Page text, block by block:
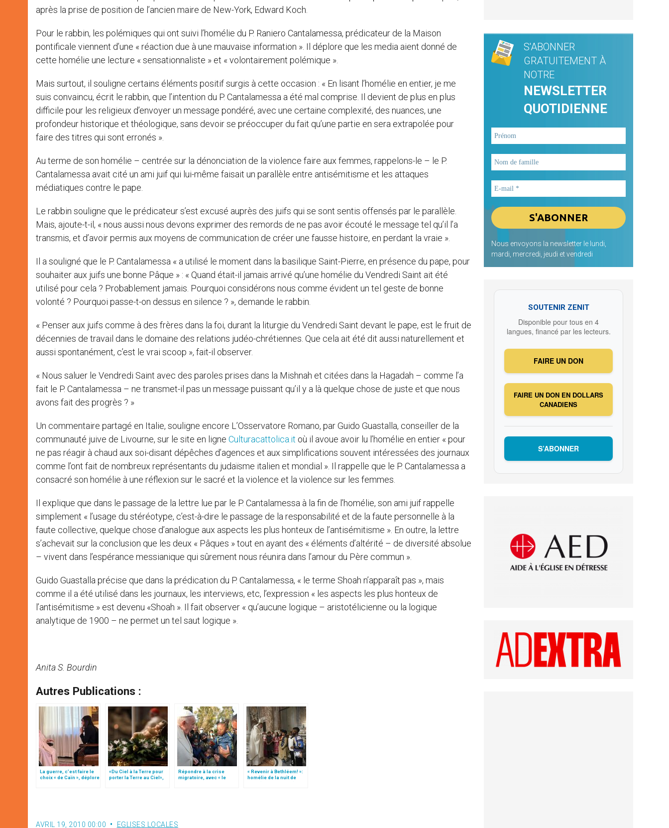
après la prise de position de l’ancien maire de New-York, Edward Koch.
Pour le rabbin, les polémiques qui ont suivi l’homélie du P. Raniero Cantalamessa, prédicateur de la Maison
pontificale viennent d’une « réaction due à une mauvaise information ». Il déplore que les media aient donné de
cette homélie une lecture « sensationnaliste » et « volontairement polémique ».
Mais surtout, il souligne certains éléments positif surgis à cette occasion : « En lisant l’homélie en entier, je me
suis convaincu, écrit le rabbin, que l’intention du P. Cantalamessa a été mal comprise. Il devient de plus en plus
difficile pour les religieux d’envoyer un message pondéré, avec une certaine complexité, des nuances, une
profondeur historique et théologique, sans devoir se préoccuper du fait qu’une partie en sera extrapolée pour
faire des titres qui sont erronés ».
Au terme de son homélie – centrée sur la dénonciation de la violence faire aux femmes, rappelons-le – le P.
Cantalamessa avait cité un ami juif qui lui-même faisait un parallèle entre antisémitisme et les attaques
médiatiques contre le pape.
Le rabbin souligne que le prédicateur s’est excusé auprès des juifs qui se sont sentis offensés par le parallèle.
Mais, ajoute-t-il, « nous aussi nous devons exprimer des remords de ne pas avoir écouté le message tel qu’il l’a
transmis, et d’avoir permis aux moyens de communication de créer une fausse histoire, en perdant la vraie ».
Il a souligné que le P. Cantalamessa « a utilisé le moment dans la basilique Saint-Pierre, en présence du pape, pour
souhaiter aux juifs une bonne Pâque » : « Quand était-il jamais arrivé qu’une homélie du Vendredi Saint ait été
utilisé pour cela ? Probablement jamais. Pourquoi considérons nous comme évident un tel geste de bonne
volonté ? Pourquoi passe-t-on dessus en silence ? », demande le rabbin.
« Penser aux juifs comme à des frères dans la foi, durant la liturgie du Vendredi Saint devant le pape, est le fruit de
décennies de travail dans le domaine des relations judéo-chrétiennes. Que cela ait été dit aussi naturellement et
aussi spontanément, c’est le vrai scoop », fait-il observer.
« Nous saluer le Vendredi Saint avec des paroles prises dans la Mishnah et citées dans la Hagadah – comme l’a
fait le P. Cantalamessa – ne transmet-il pas un message puissant qu’il y a là quelque chose de juste et que nous
avons fait des progrès ? »
Un commentaire partagé en Italie, souligne encore L’Osservatore Romano, par Guido Guastalla, conseiller de la
communauté juive de Livourne, sur le site en ligne Culturacattolica.it où il avoue avoir lu l’homélie en entier « pour
ne pas réagir à chaud aux soi-disant dépêches d’agences et aux simplifications souvent intéressées des journaux
comme l’ont fait de nombreux représentants du judaïsme italien et mondial ». Il rappelle que le P. Cantalamessa a
consacré son homélie à une réflexion sur le sacré et la violence et la violence sur les femmes.
Il explique que dans le passage de la lettre lue par le P. Cantalamessa à la fin de l’homélie, son ami juif rappelle
simplement « l’usage du stéréotype, c’est-à-dire le passage de la responsabilité et de la faute personnelle à la
faute collective, quelque chose d’analogue aux aspects les plus honteux de l’antisémitisme ». En outre, la lettre
s’achevait sur la conclusion que les deux « Pâques » tout en ayant des « éléments d’altérité – de diversité absolue
– vivent dans l’espérance messianique qui sûrement nous réunira dans l’amour du Père commun ».
Guido Guastalla précise que dans la prédication du P. Cantalamessa, « le terme Shoah n’apparaît pas », mais
comme il a été utilisé dans les journaux, les interviews, etc, l’expression « les aspects les plus honteux de
l’antisémitisme » est devenu «Shoah ». Il fait observer « qu’aucune logique – aristotélicienne ou la logique
analytique de 1900 – ne permet un tel saut logique ».
Anita S. Bourdin
Autres Publications :
La guerre, c’est faire le
choix « de Caïn », déplore
«Du Ciel à la Terre pour
porter la Terre au Ciel»,
Répondre à la crise
migratoire, avec « le
« Revenir à Bethléem! »:
homélie de la nuit de
Noël (texte complet)
AVRIL 19, 2010 00:00 EGLISES LOCALES
S'ABONNER
GRATUITEMENT À
NOTRE
NEWSLETTER
QUOTIDIENNE
Nous envoyons la newsletter le lundi,
mardi, mercredi, jeudi et vendredi
SOUTENIR ZENIT
Disponible pour tous en 4
langues, financé par les lecteurs.
FAIRE UN DON
FAIRE UN DON EN DOLLARS
CANADIENS
S’ABONNER